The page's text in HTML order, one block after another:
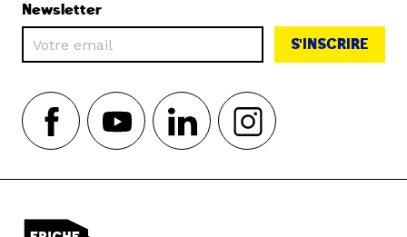
Newsletter
S'INSCRIRE